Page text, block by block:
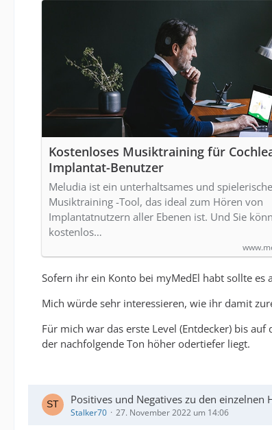
Kostenloses Musiktraining für
Implantat-Benutzer
Meludia ist ein unterhaltsames und
Musiktraining -Tool, das ideal zum Hören von
Implantatnutzern aller Ebenen ist. Und Sie
kostenlos…
Sofern ihr ein Konto bei myMedEl habt sollte es
Mich würde sehr interessieren, wie ihr damit
Für mich war das erste Level (Entdecker) bis
der nachfolgende Ton höher odertiefer liegt.
Positives und Negatives zu den
Stalker70 27. November 2022 um 14:06